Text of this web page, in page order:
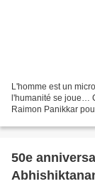
L'homme est un
l'humanité se joue…
Raimon Panikkar
50e